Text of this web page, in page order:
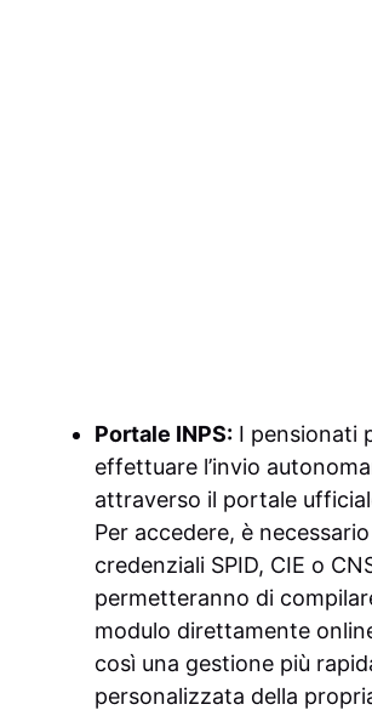
Portale INPS: I pensionati
effettuare l’invio
attraverso il portale
Per accedere, è
credenziali SPID, CIE o
permetteranno di
modulo direttamente
così una gestione più
personalizzata della